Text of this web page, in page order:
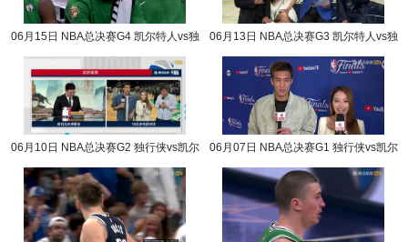
06月15日 NBA总决赛G4 凯尔特人vs独
06月13日 NBA总决赛G3 凯尔特人vs独
06月10日 NBA总决赛G2 独行侠vs凯尔
06月07日 NBA总决赛G1 独行侠vs凯尔